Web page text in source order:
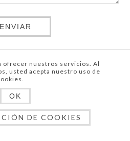
ENVIAR
reservados.
ofrecer nuestros servicios. Al
usted acepta nuestro uso de
OK
DE COOKIES